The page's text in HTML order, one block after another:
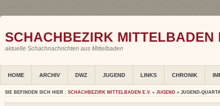
SCHACHBEZIRK MITTELBADEN
aktuelle Schachnachrichten aus Mittelbaden
HOME ARCHIV DWZ JUGEND LINKS CHRONIK
SIE BEFINDEN SICH HIER : SCHACHBEZIRK MITTELBADEN E.V. » JUGEND » JUGEND-